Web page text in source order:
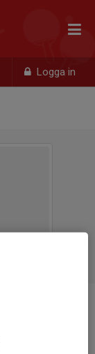
Logga in